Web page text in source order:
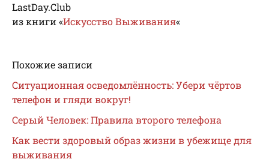
LastDay.Club
из книги «Искусство Выживания«
Похожие записи
Ситуационная осведомлённость: Убери чёртов
телефон и гляди вокруг!
Серый Человек: Правила второго телефона
Как вести здоровый образ жизни в убежище для
выживания